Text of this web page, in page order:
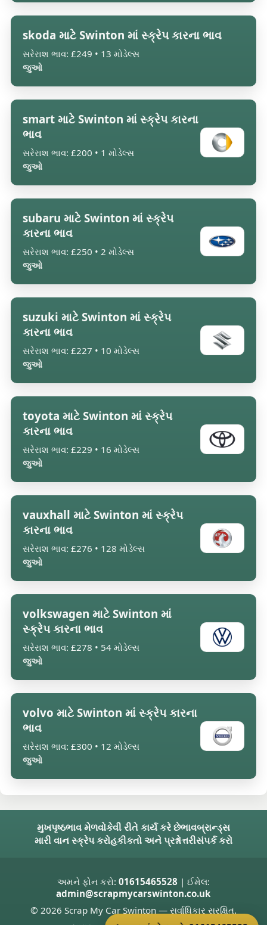
skoda માટે Swinton માં સ્ક્રેપ કારના ભાવ
સરેરાશ ભાવ: £249 • 13 મોડેલ્સ
જુઓ
smart માટે Swinton માં સ્ક્રેપ કારના
ભાવ
સરેરાશ ભાવ: £200 • 1 મોડેલ્સ
જુઓ
subaru માટે Swinton માં સ્ક્રેપ
કારના ભાવ
સરેરાશ ભાવ: £250 • 2 મોડેલ્સ
જુઓ
suzuki માટે Swinton માં સ્ક્રેપ
કારના ભાવ
સરેરાશ ભાવ: £227 • 10 મોડેલ્સ
જુઓ
toyota માટે Swinton માં સ્ક્રેપ
કારના ભાવ
સરેરાશ ભાવ: £229 • 16 મોડેલ્સ
જુઓ
vauxhall માટે Swinton માં સ્ક્રેપ
કારના ભાવ
સરેરાશ ભાવ: £276 • 128 મોડેલ્સ
જુઓ
volkswagen માટે Swinton માં
સ્ક્રેપ કારના ભાવ
સરેરાશ ભાવ: £278 • 54 મોડેલ્સ
જુઓ
volvo માટે Swinton માં સ્ક્રેપ કારના
ભાવ
સરેરાશ ભાવ: £300 • 12 મોડેલ્સ
જુઓ
મુખપૃષ્ઠભાવ મેળવોકેવી રીતે કાર્ય કરે છેભાવબ્રાન્ડ્સ
મારી વાન સ્ક્રેપ કરોહકીકતો અને પ્રશ્નોત્તરીસંપર્ક કરો
અમને ફોન કરો: 01615465528 | ઈમેલ:
admin@scrapmycarswinton.co.uk
© 2026 Scrap My Car Swinton — સર્વાધિકાર સુરક્ષિત.